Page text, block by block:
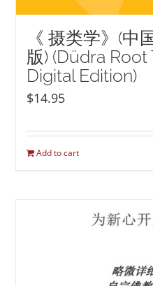
《 摄类学》(中
版) (Düdra
Digital Edition)
$14.95
Add to cart